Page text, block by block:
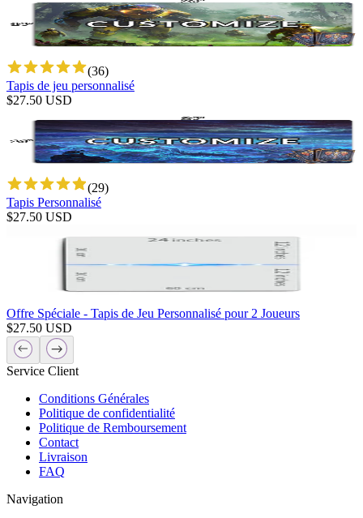
(36)
Tapis de jeu personnalisé
$27.50 USD
(29)
Tapis Personnalisé
$27.50 USD
Offre Spéciale - Tapis de Jeu Personnalisé pour 2 Joueurs
$27.50 USD
Service Client
Conditions Générales
Politique de confidentialité
Politique de Remboursement
Contact
Livraison
FAQ
Navigation